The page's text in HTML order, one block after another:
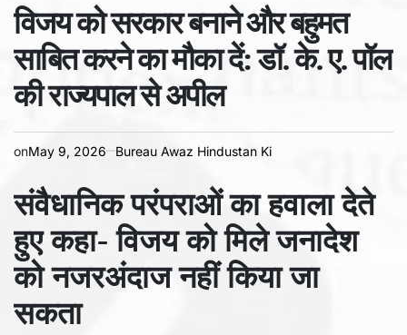
read
time
विजय को सरकार बनाने और बहुमत
साबित करने का मौका दें: डॉ. के. ए. पॉल
की राज्यपाल से अपील
onMay 9, 2026 Bureau Awaz Hindustan Ki
संवैधानिक परंपराओं का हवाला देते
हुए कहा- विजय को मिले जनादेश
को नजरअंदाज नहीं किया जा
सकता